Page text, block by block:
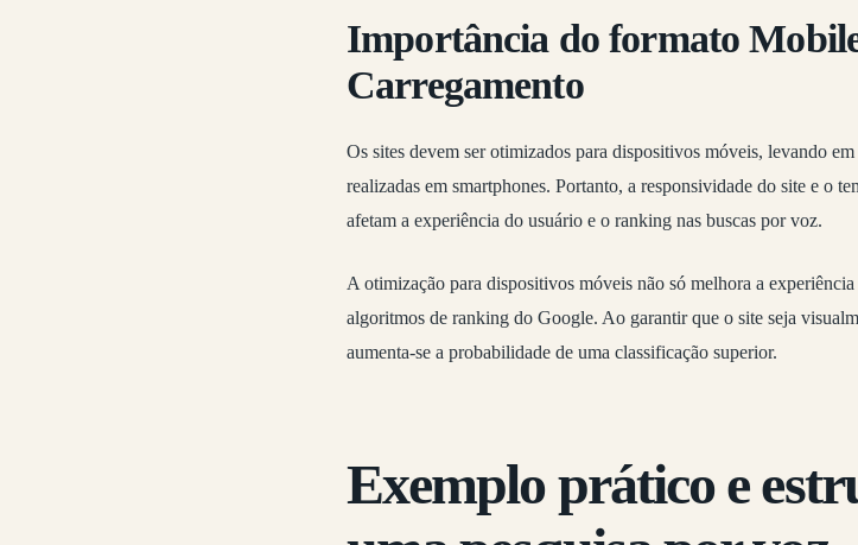
Importância do formato
Carregamento
Os sites devem ser otimizados para dispositivos móveis, levando
realizadas em smartphones. Portanto, a responsividade do site e o
afetam a experiência do usuário e o ranking nas buscas por voz.
A otimização para dispositivos móveis não só melhora a
algoritmos de ranking do Google. Ao garantir que o site seja
aumenta-se a probabilidade de uma classificação superior.
Exemplo prático e